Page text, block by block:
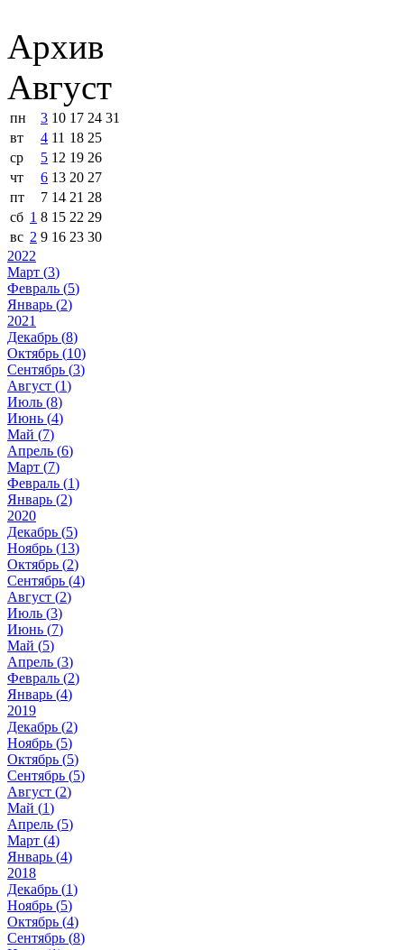
Архив
Август
пн 3 10 17 24 31
вт
4 11 18 25
ср
5 12 19 26
чт
6 13 20 27
пт
7 14 21 28
сб 1 8 15 22 29
вс 2 9 16 23 30
2022
Март (3)
Февраль (5)
Январь (2)
2021
Декабрь (8)
Октябрь (10)
Сентябрь (3)
Август (1)
Июль (8)
Июнь (4)
Май (7)
Апрель (6)
Март (7)
Февраль (1)
Январь (2)
2020
Декабрь (5)
Ноябрь (13)
Октябрь (2)
Сентябрь (4)
Август (2)
Июль (3)
Июнь (7)
Май (5)
Апрель (3)
Февраль (2)
Январь (4)
2019
Декабрь (2)
Ноябрь (5)
Октябрь (5)
Сентябрь (5)
Август (2)
Май (1)
Апрель (5)
Март (4)
Январь (4)
2018
Декабрь (1)
Ноябрь (5)
Октябрь (4)
Сентябрь (8)